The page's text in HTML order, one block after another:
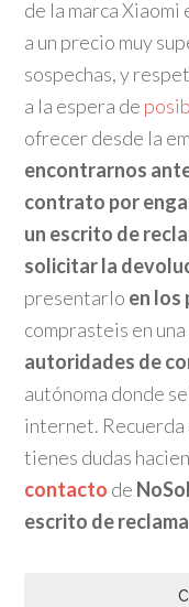
de la marca Xiaomi
a un precio muy
sospechas, y
a la espera de
ofrecer desde la
encontrarnos
contrato por
un escrito de
solicitar la
presentarlo en los
comprasteis en
autoridades de
autónoma donde
internet. Recuerda
tienes dudas
contacto de
escrito de